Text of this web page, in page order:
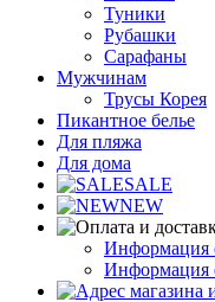
Туники
Рубашки
Сарафаны
Мужчинам
Трусы Корея
Пикантное белье
Для пляжа
Для дома
SALE
NEW
Информация
Информация